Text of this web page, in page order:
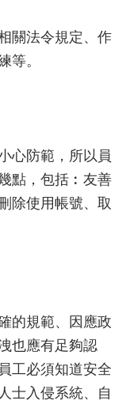
關法令規定、作
等。
心防範，所以員
點，包括︰友善
除使用帳號、取
規範、因應政
也應有足夠認
工必須知道安全
士入侵系統、自